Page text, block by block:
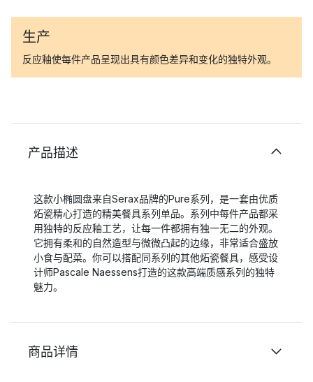
生产
反应釉使每件产品呈现出具有颜色差异和变化的独特外观。
产品描述
这款小椭圆盘来自Serax品牌的Pure系列，是一套由优质
炻瓷精心打造的精美餐具系列单品。系列中每件产品都采
用独特的反应釉工艺，让每一件都拥有独一无二的外观。
它拥有柔和的自然造型与微微凸起的边缘，非常适合盛放
小食与配菜。你可以搭配同系列的其他炻瓷餐具，感受设
计师Pascale Naessens打造的这款高端质感系列的独特
魅力。
商品详情